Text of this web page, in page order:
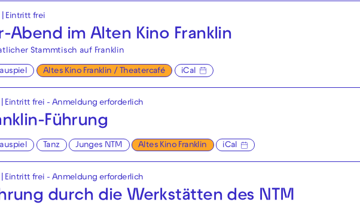
Eintritt frei
Abend im Alten Kino Franklin
Stammtisch auf Franklin
Altes Kino Franklin / Theatercafé iCal
Eintritt frei - Anmeldung erforderlich
Führung
Tanz Junges NTM Altes Kino Franklin iCal
Eintritt frei - Anmeldung erforderlich
durch die Werkstätten des NTM